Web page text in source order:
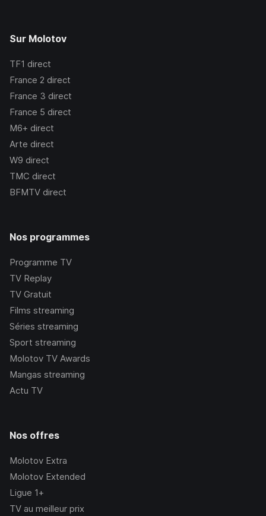
Sur Molotov
TF1 direct
France 2 direct
France 3 direct
France 5 direct
M6+ direct
Arte direct
W9 direct
TMC direct
BFMTV direct
Nos programmes
Programme TV
TV Replay
TV Gratuit
Films streaming
Séries streaming
Sport streaming
Molotov TV Awards
Mangas streaming
Actu TV
Nos offres
Molotov Extra
Molotov Extended
Ligue 1+
TV au meilleur prix